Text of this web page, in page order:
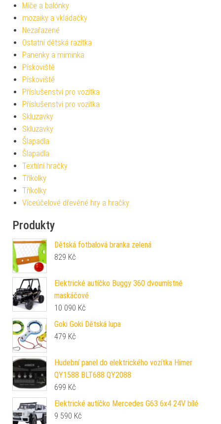
Míče a balónky
mozaiky a vkládačky
Nezařazené
Ostatní dětská razítka
Panenky a miminka
Pískoviště
Pískoviště
Příslušenství pro vozítka
Příslušenství pro vozítka
Skluzavky
Skluzavky
Šlapadla
Šlapadla
Textilní hračky
Tříkolky
Tříkolky
Víceúčelové dřevěné hry a hračky
Produkty
Dětská fotbalová branka zelená
829 Kč
Elektrické autíčko Buggy 360 dvoumístné
maskáčové
10 090 Kč
Goki Goki Dětská lupa
479 Kč
Hudební panel do elektrického vozítka Himer
QY1588 BLT688 QY2088
699 Kč
Elektrické autíčko Mercedes G63 6x4 24V bílé
9 590 Kč